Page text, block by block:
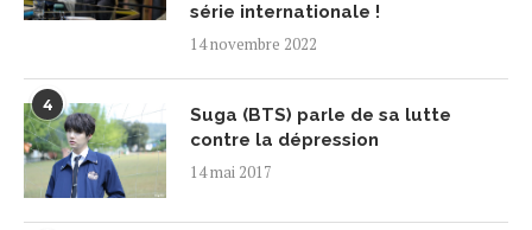
série internationale !
14 novembre 2022
4
Suga (BTS) parle de sa lutte
contre la dépression
14 mai 2017